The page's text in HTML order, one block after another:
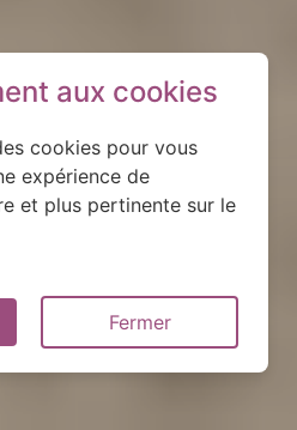
aux cookies
cookies pour vous
expérience de
et plus pertinente sur le
Fermer